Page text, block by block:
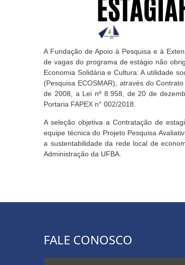
A Fundação de Apoio à Pesquisa e à
de vagas do programa de estágio não
Economia Solidária e Cultura: A utilidade
(Pesquisa ECOSMAR), através do
de 2008, a Lei nº 8.958, de 20 de
Portaria FAPEX n° 002/2018.
A seleção objetiva a Contratação de
equipe técnica do Projeto Pesquisa
a sustentabilidade da rede local de
Administração da UFBA.
FALE CONOSCO